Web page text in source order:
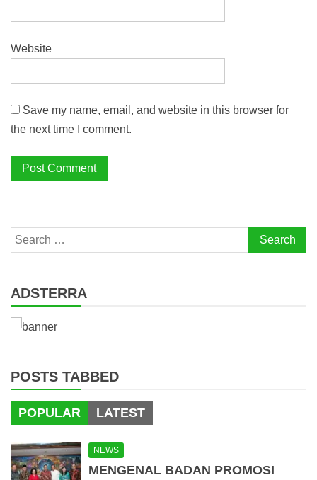
Website
Save my name, email, and website in this browser for
the next time I comment.
Search
for:
ADSTERRA
POSTS TABBED
POPULAR LATEST
NEWS
MENGENAL BADAN PROMOSI